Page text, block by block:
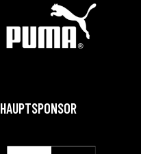
HAUPTSPONSOR